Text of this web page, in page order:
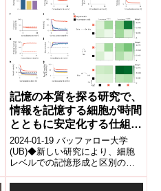
記憶の本質を探る研究で、
情報を記憶する細胞が時間
とともに安定化する仕組み
が明らかに(Research into
the nature of memory
reveals how cells that
store information are
2024-01-19 バッファロー大学
(UB)◆新しい研究により、細胞
レベルでの記憶形成と区別のプ
ロセスが明らかになり、アルツ
ハイマー病などの記憶障害の理